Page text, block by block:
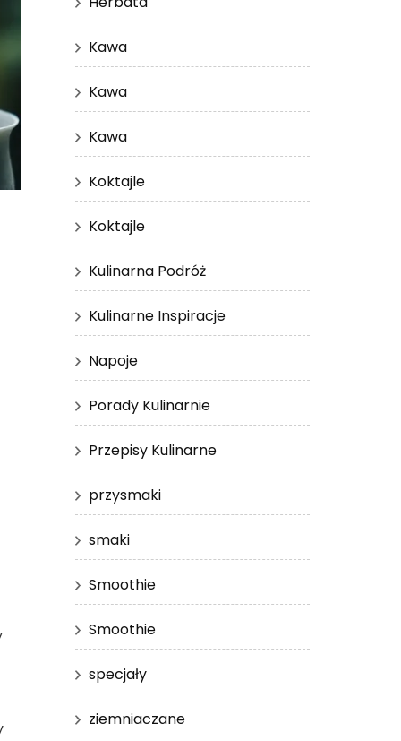
Kawa
Kawa
Kawa
Koktajle
Koktajle
Kulinarna Podróż
Kulinarne Inspiracje
Napoje
Porady Kulinarnie
Przepisy Kulinarne
przysmaki
smaki
Smoothie
Smoothie
specjały
ziemniaczane